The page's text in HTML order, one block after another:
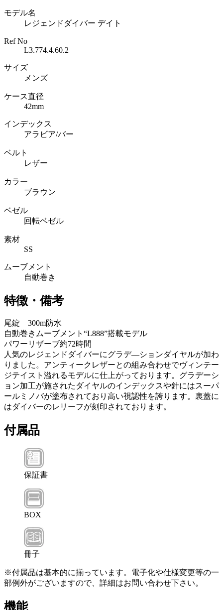
モデル名
レジェンドダイバー デイト
Ref No
L3.774.4.60.2
サイズ
メンズ
ケース直径
42mm
インデックス
アラビア/バー
ベルト
レザー
カラー
ブラウン
ベゼル
回転ベゼル
素材
SS
ムーブメント
自動巻き
特徴・備考
尾錠 300m防水
自動巻きムーブメント“L888”搭載モデル
パワーリザーブ約72時間
人気のレジェンドダイバーにグラデ―ションダイヤルが加わ
りました。アンティークレザーとの組み合わせでヴィンテー
ジテイスト溢れるモデルに仕上がっております。グラデーシ
ョン加工が施されたダイヤルのインデックスや針にはスーパ
ールミノバが塗布されており高い視認性を誇ります。裏蓋に
はダイバーのレリーフが刻印されております。
付属品
保証書
BOX
冊子
※付属品は基本的に揃っています。電子化や仕様変更等の一
部例外がございますので、詳細はお問い合わせ下さい。
機能